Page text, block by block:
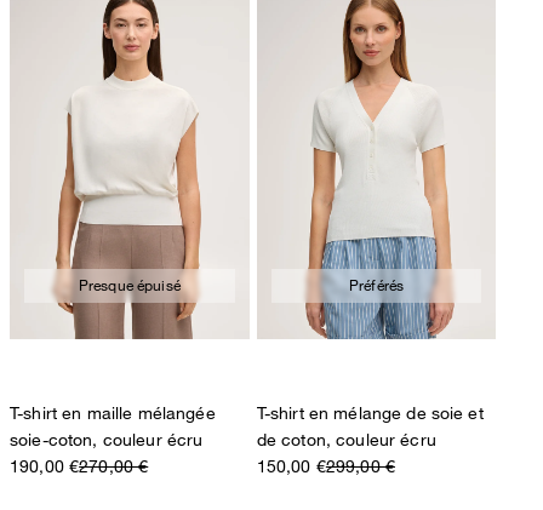
Presque épuisé
T-shirt en maille mélangée
soie-coton, couleur écru
190,00 €270,00 €
Préférés
T-shirt en mélange de soie et
de coton, couleur écru
150,00 €299,00 €